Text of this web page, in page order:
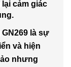
cảm giác
là sự
và hiện
nhưng